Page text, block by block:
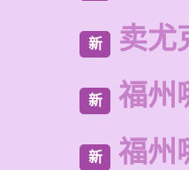
新 卖尤
新 福州
新 福州